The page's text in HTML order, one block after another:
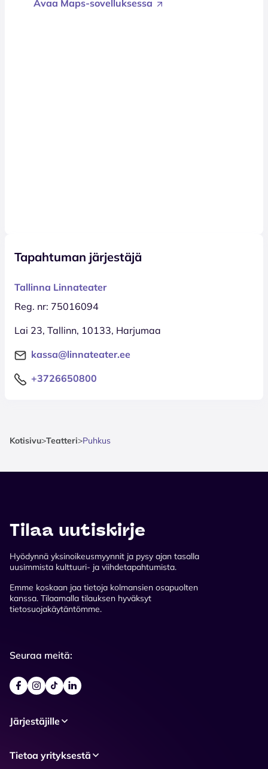
Avaa Maps-sovelluksessa
Tapahtuman järjestäjä
Tallinna Linnateater
Reg. nr: 75016094
Lai 23, Tallinn, 10133, Harjumaa
kassa@linnateater.ee
+3726650800
Kotisivu>Teatteri>Puhkus
Tilaa uutiskirje
Hyödynnä yksinoikeusmyynnit ja pysy ajan tasalla
uusimmista kulttuuri- ja viihdetapahtumista.
Emme koskaan jaa tietoja kolmansien osapuolten
kanssa. Tilaamalla tilauksen hyväksyt
tietosuojakäytäntömme.
Seuraa meitä:
Järjestäjille
Tietoa yrityksestä